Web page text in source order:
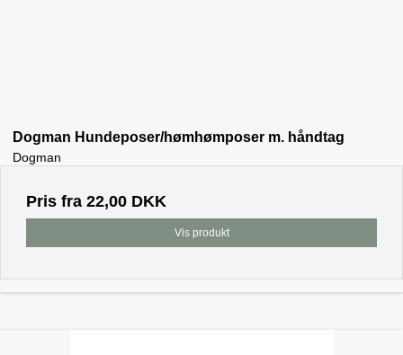
Dogman Hundeposer/hømhømposer m. håndtag
Dogman
Pris fra 22,00 DKK
Vis produkt